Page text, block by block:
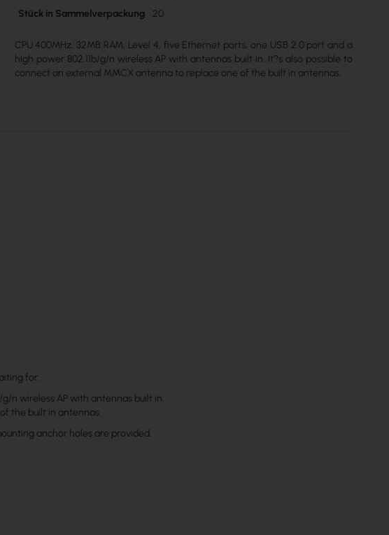
Stück in Sammelverpackung
20
CPU 400MHz, 32MB RAM, Level 4, five Ethernet ports, one USB 2.0 port and a
high power 802.11b/g/n wireless AP with antennas built in. It?s also possible to
connect an external MMCX antenna to replace one of the built in antennas.
for.
g/n wireless AP with antennas built in.
the built in antennas.
anchor holes are provided.